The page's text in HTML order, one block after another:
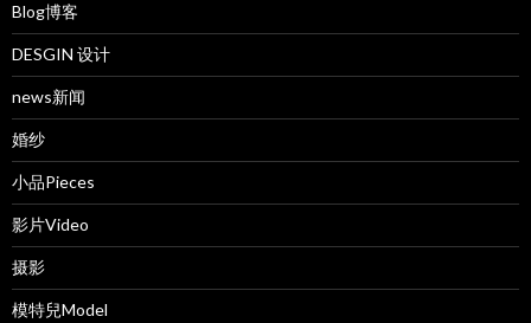
Blog博客
DESGIN 设计
news新闻
婚纱
小品Pieces
影片Video
摄影
模特兒Model